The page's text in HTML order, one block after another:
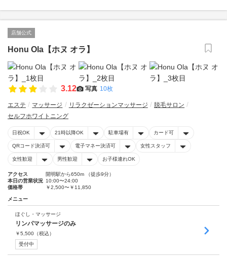
店舗公式
Honu Ola【ホヌ オラ】
3.12 写真 10枚
エステ マッサージ リラクゼーションマッサージ
脱毛サロン
セルフホワイトニング
日祝OK 21時以降OK 駐車場有 カード可
QRコード決済可 電子マネー決済可 女性スタッフ
女性歓迎 男性歓迎 お子様連れOK
アクセス
開明駅から650m （徒歩9分）
本日の営業状況 10:00〜24:00
価格帯
￥2,500〜￥11,850
メニュー
ほぐし・マッサージ
リンパマッサージのみ
￥5,500 （税込）
受付中